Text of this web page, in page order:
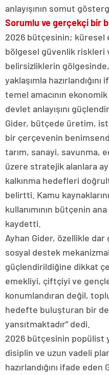
anlayışının somut
Sorumlu ve gerçekçi bir
2026 bütçesinin; küresel
bölgesel güvenlik riskleri
belirsizliklerin
yaklaşımla
temel amacının
devlet anlayışını
Gider, bütçede üretim,
bir çerçevenin
tarım, sanayi, savunma,
üzere stratejik alanlara
kalkınma hedefleri
belirtti. Kamu
kullanımının bütçenin
kaydetti.
Ayhan Gider, özellikle
sosyal destek
güçlendirildiğine dikkat
emekliyi, çiftçiyi ve
konumlandıran değil,
hedefte buluşturan bir
yansıtmaktadır” dedi.
2026 bütçesinin popülist
disiplin ve uzun vadeli
hazırlandığını ifade